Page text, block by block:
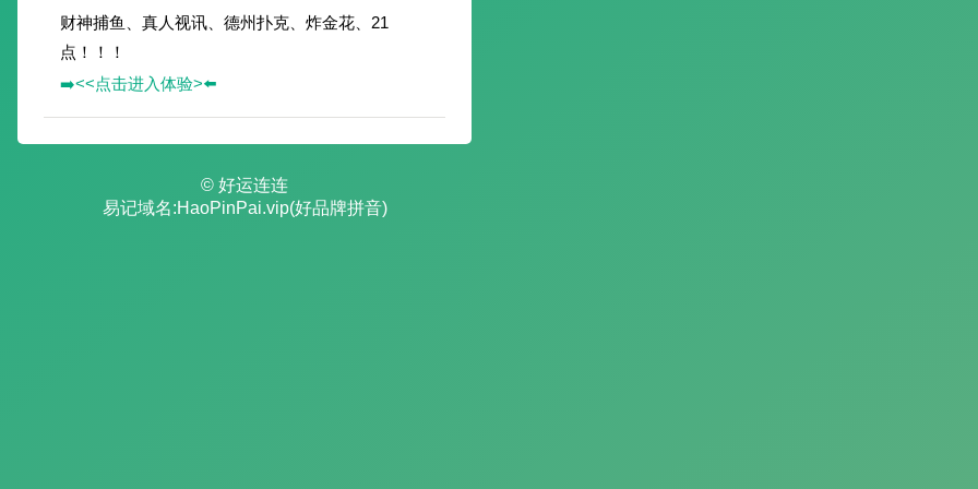
财神捕鱼、真人视讯、德州扑克、炸金花、21
点！！！
➡️<<点击进入体验>⬅️
© 好运连连
易记域名:HaoPinPai.vip(好品牌拼音)